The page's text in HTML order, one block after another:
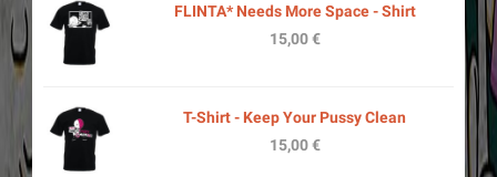
FLINTA* Needs More Space - Shirt
15,00€
T-Shirt - Keep Your Pussy Clean
15,00€